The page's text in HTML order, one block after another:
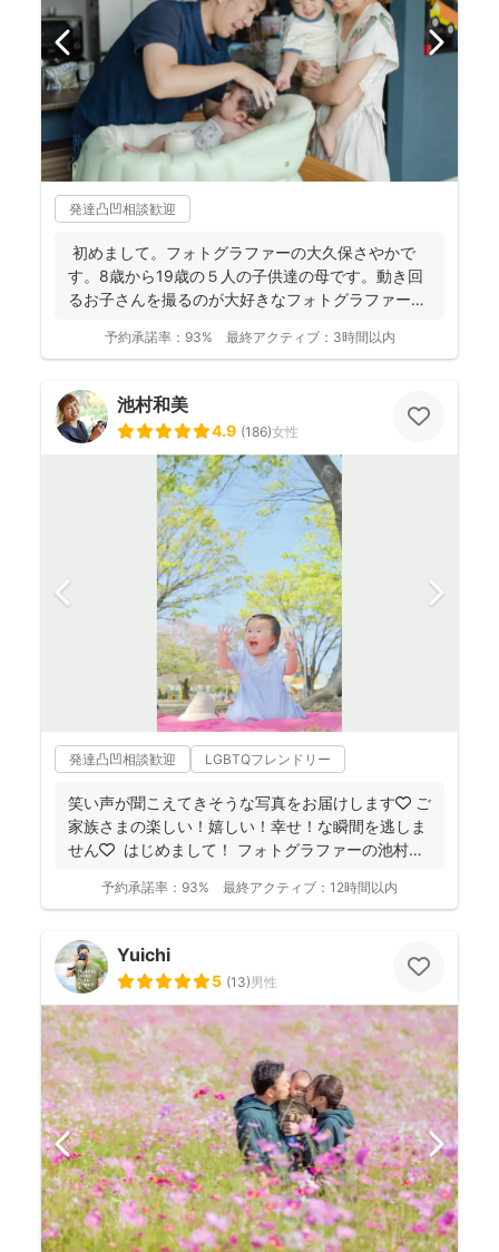
発達凸凹相談歓迎
初めまして。フォトグラファーの大久保さやかで
す。8歳から19歳の５人の子供達の母です。動き回
るお子さんを撮るのが大好きなフォトグラファーで
予約承諾率： 93% 最終アクティブ： 3時間以内
池村和美
4.9 (186)女性
発達凸凹相談歓迎 LGBTQフレンドリー
笑い声が聞こえてきそうな写真をお届けします🧡 ご
家族さまの楽しい！嬉しい！幸せ！な瞬間を逃しま
せん🧡 ⁡ はじめまして！ フォトグラファーの池村
予約承諾率： 93% 最終アクティブ： 12時間以内
Yuichi
5 (13)男性